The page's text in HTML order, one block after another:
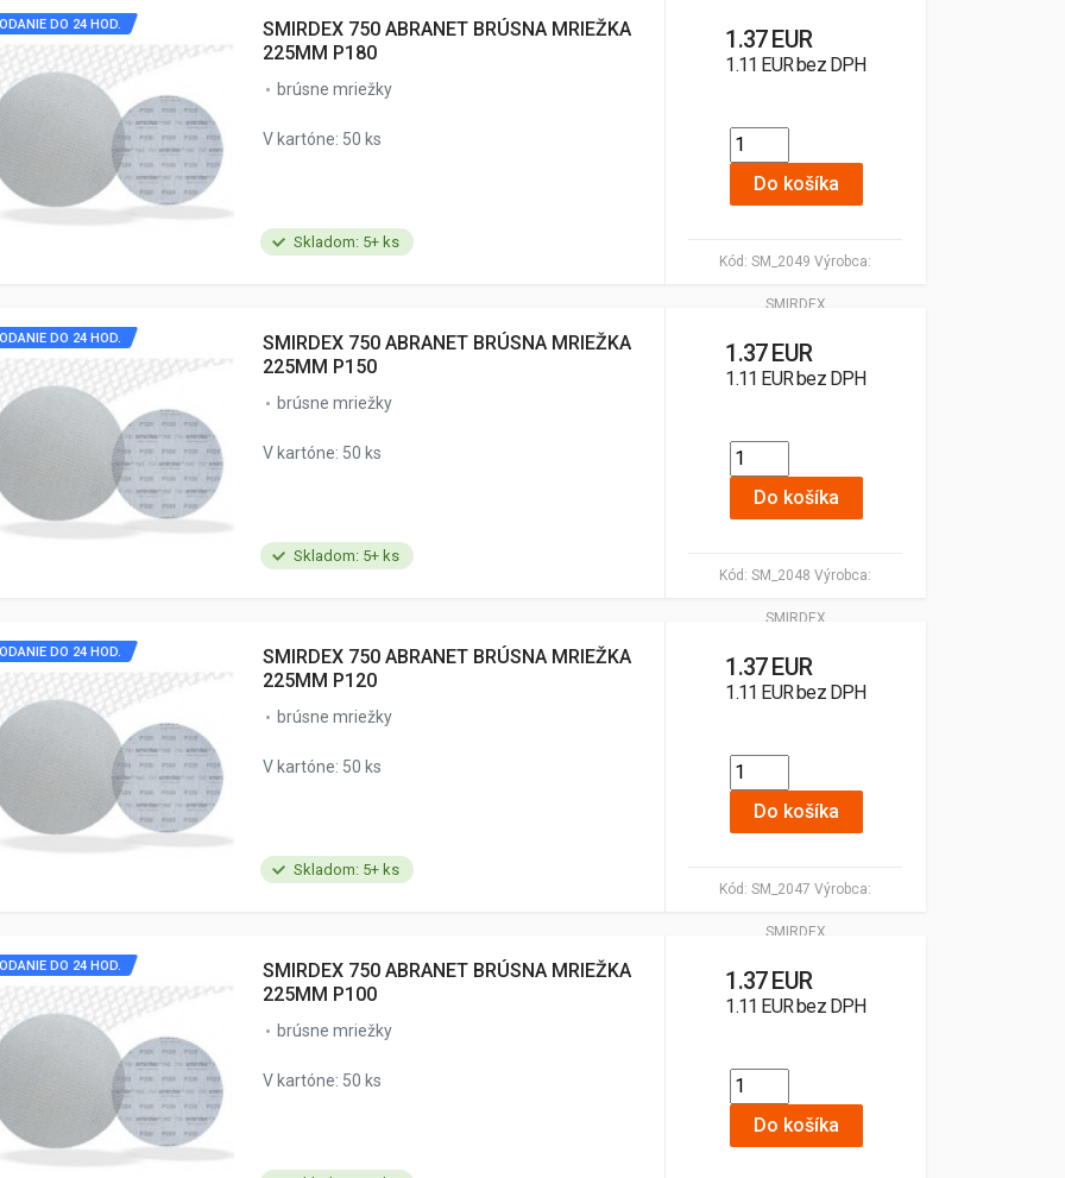
Skladom: 5+ ks
Kód: SM_2049 Výrobca:
SMIRDEX
DO 24 HOD.
SMIRDEX 750 ABRANET BRÚSNA MRIEŽKA
225MM P180
brúsne mriežky
V kartóne: 50 ks
1.37 EUR
1.11 EUR bez DPH
Do košíka
Skladom: 5+ ks
Kód: SM_2048 Výrobca:
SMIRDEX
DO 24 HOD.
SMIRDEX 750 ABRANET BRÚSNA MRIEŽKA
225MM P150
brúsne mriežky
V kartóne: 50 ks
1.37 EUR
1.11 EUR bez DPH
Do košíka
Skladom: 5+ ks
Kód: SM_2047 Výrobca:
SMIRDEX
DO 24 HOD.
SMIRDEX 750 ABRANET BRÚSNA MRIEŽKA
225MM P120
brúsne mriežky
V kartóne: 50 ks
1.37 EUR
1.11 EUR bez DPH
Do košíka
DO 24 HOD.
SMIRDEX 750 ABRANET BRÚSNA MRIEŽKA
225MM P100
brúsne mriežky
V kartóne: 50 ks
1.37 EUR
1.11 EUR bez DPH
Do košíka